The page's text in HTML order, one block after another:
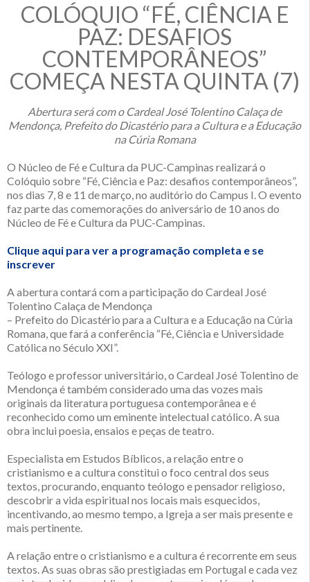
COLÓQUIO “FÉ, CIÊNCIA E
PAZ: DESAFIOS
CONTEMPORÂNEOS”
COMEÇA NESTA QUINTA (7)
Abertura será com o Cardeal José Tolentino Calaça de
Mendonça, Prefeito do Dicastério para a Cultura e a Educação
na Cúria Romana
O Núcleo de Fé e Cultura da PUC-Campinas realizará o
Colóquio sobre “Fé, Ciência e Paz: desafios contemporâneos”,
nos dias 7, 8 e 11 de março, no auditório do Campus I. O evento
faz parte das comemorações do aniversário de 10 anos do
Núcleo de Fé e Cultura da PUC-Campinas.
Clique aqui para ver a programação completa e se
inscrever
A abertura contará com a participação do Cardeal José
Tolentino Calaça de Mendonça
– Prefeito do Dicastério para a Cultura e a Educação na Cúria
Romana, que fará a conferência “Fé, Ciência e Universidade
Católica no Século XXI”.
Teólogo e professor universitário, o Cardeal José Tolentino de
Mendonça é também considerado uma das vozes mais
originais da literatura portuguesa contemporânea e é
reconhecido como um eminente intelectual católico. A sua
obra inclui poesia, ensaios e peças de teatro.
Especialista em Estudos Bíblicos, a relação entre o
cristianismo e a cultura constitui o foco central dos seus
textos, procurando, enquanto teólogo e pensador religioso,
descobrir a vida espiritual nos locais mais esquecidos,
incentivando, ao mesmo tempo, a Igreja a ser mais presente e
mais pertinente.
A relação entre o cristianismo e a cultura é recorrente em seus
textos. As suas obras são prestigiadas em Portugal e cada vez